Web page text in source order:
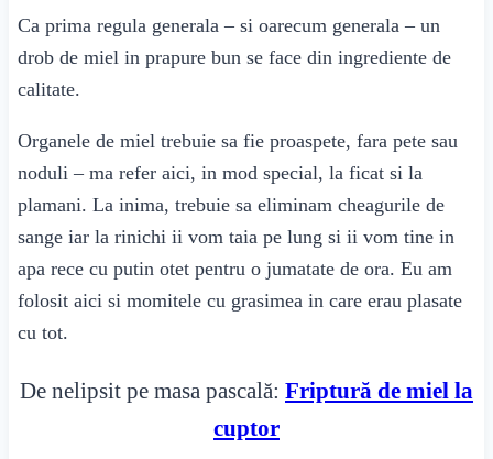
Ca prima regula generala – si oarecum generala – un
drob de miel in prapure bun se face din ingrediente de
calitate.
Organele de miel trebuie sa fie proaspete, fara pete sau
noduli – ma refer aici, in mod special, la ficat si la
plamani. La inima, trebuie sa eliminam cheagurile de
sange iar la rinichi ii vom taia pe lung si ii vom tine in
apa rece cu putin otet pentru o jumatate de ora. Eu am
folosit aici si momitele cu grasimea in care erau plasate
cu tot.
De nelipsit pe masa pascală: Friptură de miel la
cuptor